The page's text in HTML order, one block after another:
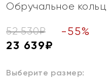
Обручальное
52 530₽ -55%
23 639₽
Выберите размер: